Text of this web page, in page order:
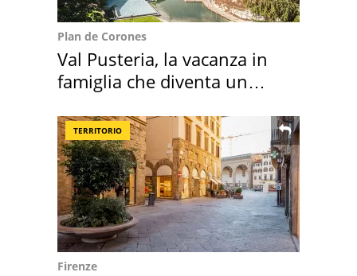
Plan de Corones
Val Pusteria, la vacanza in
famiglia che diventa un
TERRITORIO
Firenze